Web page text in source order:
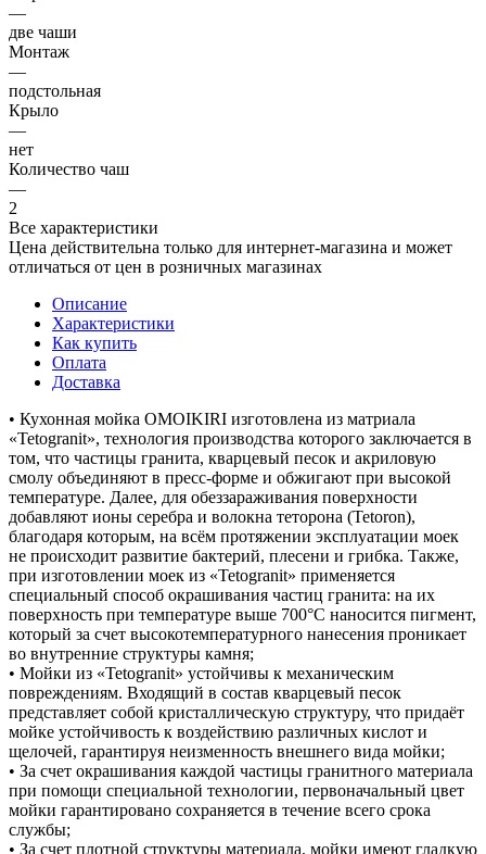
—
две чаши
Монтаж
—
подстольная
Крыло
—
нет
Количество чаш
—
2
Все характеристики
Цена действительна только для интернет-магазина и может
отличаться от цен в розничных магазинах
Описание
Характеристики
Как купить
Оплата
Доставка
• Кухонная мойка OMOIKIRI изготовлена из матриала
«Tetogranit», технология производства которого заключается в
том, что частицы гранита, кварцевый песок и акриловую
смолу объединяют в пресс-форме и обжигают при высокой
температуре. Далее, для обеззараживания поверхности
добавляют ионы серебра и волокна теторона (Tetoron),
благодаря которым, на всём протяжении эксплуатации моек
не происходит развитие бактерий, плесени и грибка. Также,
при изготовлении моек из «Tetogranit» применяется
специальный способ окрашивания частиц гранита: на их
поверхность при температуре выше 700°С наносится пигмент,
который за счет высокотемпературного нанесения проникает
во внутренние структуры камня;
• Мойки из «Tetogranit» устойчивы к механическим
повреждениям. Входящий в состав кварцевый песок
представляет собой кристаллическую структуру, что придаёт
мойке устойчивость к воздействию различных кислот и
щелочей, гарантируя неизменность внешнего вида мойки;
• За счет окрашивания каждой частицы гранитного материала
при помощи специальной технологии, первоначальный цвет
мойки гарантировано сохраняется в течение всего срока
службы;
• За счет плотной структуры материала, мойки имеют гладкую